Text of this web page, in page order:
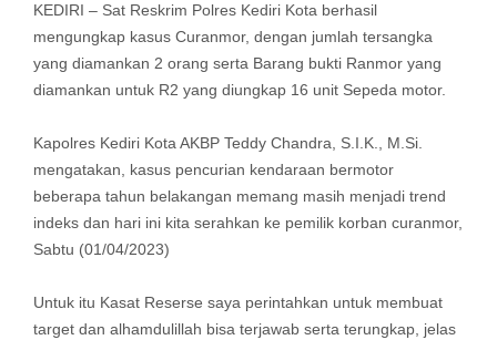
KEDIRI – Sat Reskrim Polres Kediri Kota berhasil
mengungkap kasus Curanmor, dengan jumlah tersangka
yang diamankan 2 orang serta Barang bukti Ranmor yang
diamankan untuk R2 yang diungkap 16 unit Sepeda motor.
Kapolres Kediri Kota AKBP Teddy Chandra, S.I.K., M.Si.
mengatakan, kasus pencurian kendaraan bermotor
beberapa tahun belakangan memang masih menjadi trend
indeks dan hari ini kita serahkan ke pemilik korban curanmor,
Sabtu (01/04/2023)
Untuk itu Kasat Reserse saya perintahkan untuk membuat
target dan alhamdulillah bisa terjawab serta terungkap, jelas